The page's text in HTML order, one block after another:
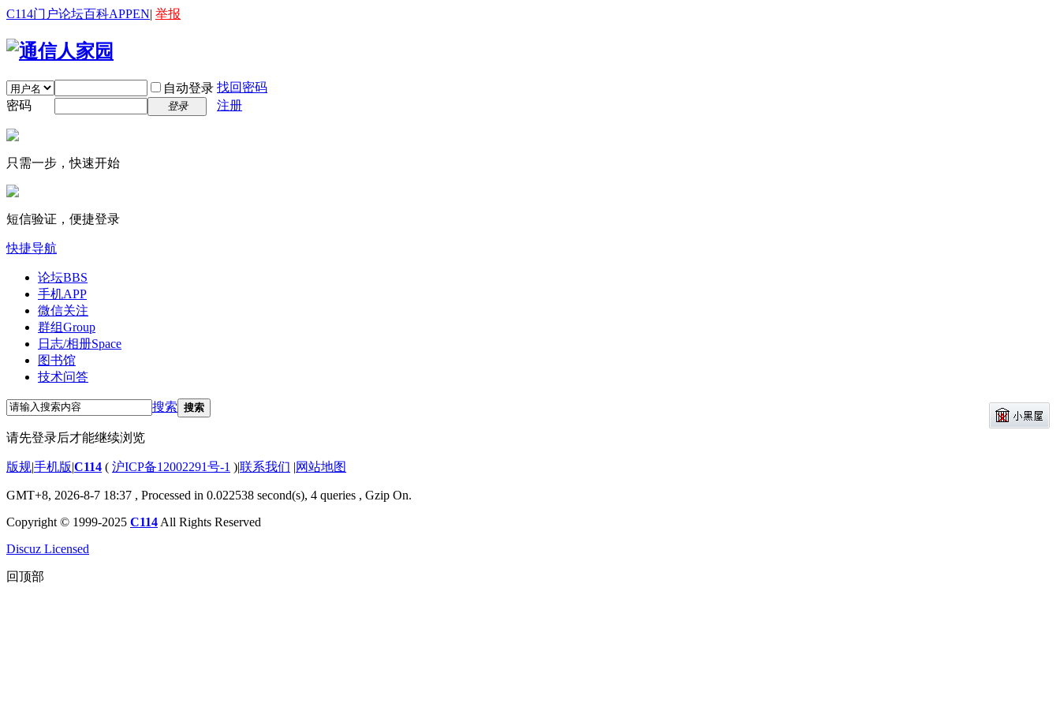
C114门户论坛百科APPEN| 举报
自动登录 找回密码
密码
登录 注册
只需一步，快速开始
短信验证，便捷登录
快捷导航
论坛BBS
手机APP
微信关注
群组Group
日志/相册Space
图书馆
技术问答
搜索 搜索
请先登录后才能继续浏览
版规|手机版|C114 ( 沪ICP备12002291号-1 )|联系我们 |网站地图
GMT+8, 2026-8-7 18:37 , Processed in 0.022538 second(s), 4 queries , Gzip On.
Copyright © 1999-2025 C114 All Rights Reserved
Discuz Licensed
回顶部